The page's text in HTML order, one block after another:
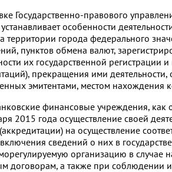
Государственно-правового
особенности
территории города федерального
пунктов обмена валют,
их государственной регистрации
прекращения ими
эмитентами, местом нахождения
финансовые учреждения, как
2015 года осуществление своей
на осуществление
сведений о них в
организацию в случае
договорам, а также при соблюдении